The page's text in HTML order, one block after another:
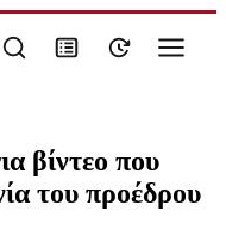
βίντεο που
του προέδρου